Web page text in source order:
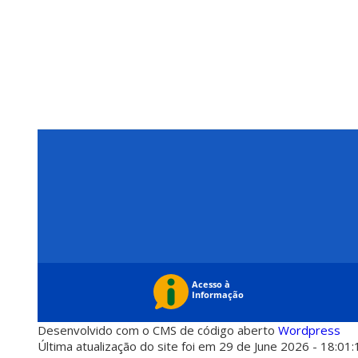
Desenvolvido com o CMS de código aberto Wordpress
Última atualização do site foi em 29 de June 2026 -